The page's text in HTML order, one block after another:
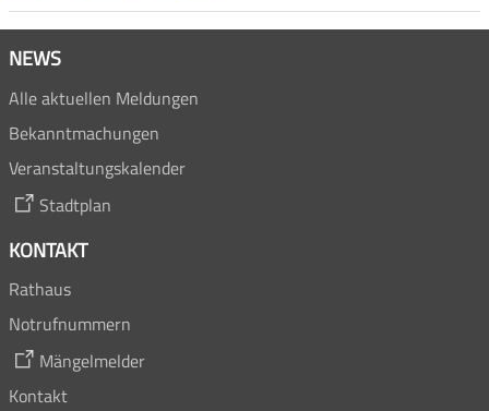
NEWS
Alle aktuellen Meldungen
Bekanntmachungen
Veranstaltungskalender
Stadtplan
KONTAKT
Rathaus
Notrufnummern
Mängelmelder
Kontakt